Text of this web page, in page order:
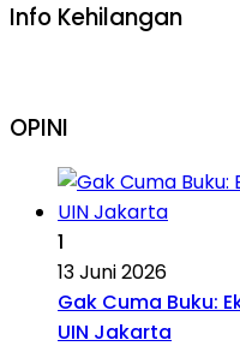
Info Kehilangan
OPINI
1
13 Juni 2026
Gak Cuma Buku:
UIN Jakarta